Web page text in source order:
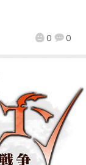
0 0